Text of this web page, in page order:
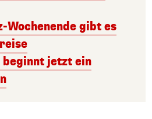
Wochenende gibt es
jetzt ein